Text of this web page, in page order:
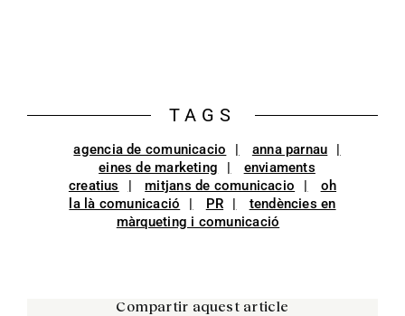
TAGS
agencia de comunicacio
anna parnau
eines de marketing
enviaments
creatius
mitjans de comunicacio
oh
la là comunicació
PR
tendències en
màrqueting i comunicació
Compartir aquest article